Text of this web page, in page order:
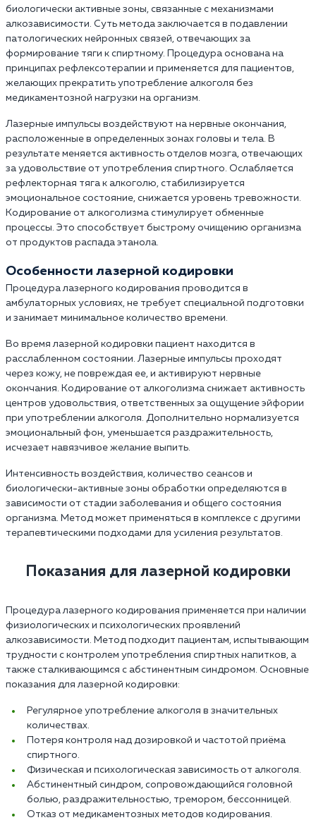
биологически активные зоны, связанные с механизмами
алкозависимости. Суть метода заключается в подавлении
патологических нейронных связей, отвечающих за
формирование тяги к спиртному. Процедура основана на
принципах рефлексотерапии и применяется для пациентов,
желающих прекратить употребление алкоголя без
медикаментозной нагрузки на организм.
Лазерные импульсы воздействуют на нервные окончания,
расположенные в определенных зонах головы и тела. В
результате меняется активность отделов мозга, отвечающих
за удовольствие от употребления спиртного. Ослабляется
рефлекторная тяга к алкоголю, стабилизируется
эмоциональное состояние, снижается уровень тревожности.
Кодирование от алкоголизма стимулирует обменные
процессы. Это способствует быстрому очищению организма
от продуктов распада этанола.
Особенности лазерной кодировки
Процедура лазерного кодирования проводится в
амбулаторных условиях, не требует специальной подготовки
и занимает минимальное количество времени.
Во время лазерной кодировки пациент находится в
расслабленном состоянии. Лазерные импульсы проходят
через кожу, не повреждая ее, и активируют нервные
окончания. Кодирование от алкоголизма снижает активность
центров удовольствия, ответственных за ощущение эйфории
при употреблении алкоголя. Дополнительно нормализуется
эмоциональный фон, уменьшается раздражительность,
исчезает навязчивое желание выпить.
Интенсивность воздействия, количество сеансов и
биологически-активные зоны обработки определяются в
зависимости от стадии заболевания и общего состояния
организма. Метод может применяться в комплексе с другими
терапевтическими подходами для усиления результатов.
Показания для лазерной кодировки
Процедура лазерного кодирования применяется при наличии
физиологических и психологических проявлений
алкозависимости. Метод подходит пациентам, испытывающим
трудности с контролем употребления спиртных напитков, а
также сталкивающимся с абстинентным синдромом. Основные
показания для лазерной кодировки:
Регулярное употребление алкоголя в значительных
количествах.
Потеря контроля над дозировкой и частотой приёма
спиртного.
Физическая и психологическая зависимость от алкоголя.
Абстинентный синдром, сопровождающийся головной
болью, раздражительностью, тремором, бессонницей.
Отказ от медикаментозных методов кодирования.